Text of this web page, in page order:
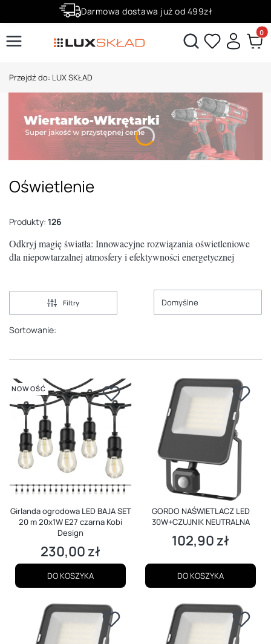
Darmowa dostawa już od 499zł
Zaloguj się i zbieraj punkty za zakupy!Otwórz wyszukiwarkę
Przejdź do: LUX SKŁAD
Oświetlenie
Produkty: 126
Odkryj magię światła: Innowacyjne rozwiązania oświetleniowe
dla niepowtarzalnej atmosfery i efektywności energetycznej
Filtry
Sortowanie:
Domyślne
NOWOŚĆ
Girlanda ogrodowa LED BAJA SET
20 m 20x1W E27 czarna Kobi
Design
Cena
230,00 zł
DO KOSZYKA
GORDO NAŚWIETLACZ LED
30W+CZUJNIK NEUTRALNA
Cena
102,90 zł
DO KOSZYKA